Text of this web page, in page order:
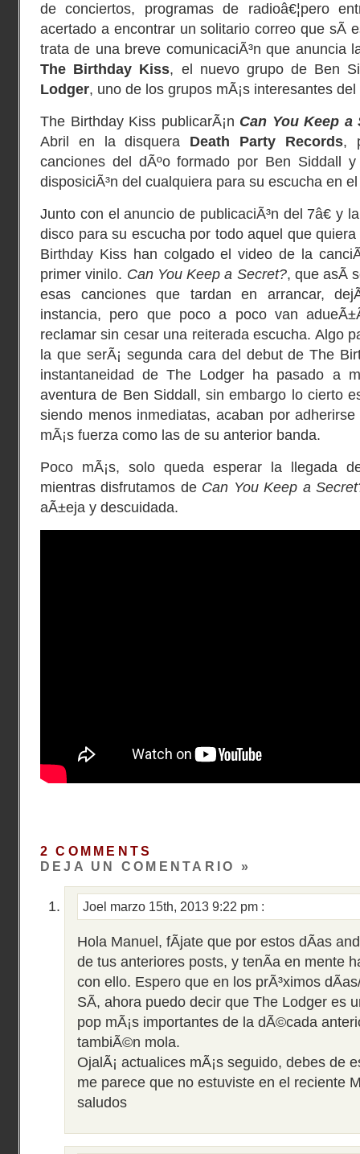
de conciertos, programas de radioâ€¦pero
acertado a encontrar un solitario correo que sÃ­
trata de una breve comunicaciÃ³n que anuncia
The Birthday Kiss, el nuevo grupo de Ben
Lodger, uno de los grupos mÃ¡s interesantes
The Birthday Kiss publicarÃ¡n Can You Keep a
Abril en la disquera Death Party Records,
canciones del dÃºo formado por Ben Siddall
disposiciÃ³n del cualquiera para su escucha en
Junto con el anuncio de publicaciÃ³n del 7â€ y
disco para su escucha por todo aquel que
Birthday Kiss han colgado el video de la
primer vinilo. Can You Keep a Secret?, que asÃ­
esas canciones que tardan en arrancar,
instancia, pero que poco a poco van
reclamar sin cesar una reiterada escucha. Algo
la que serÃ¡ segunda cara del debut de The
instantaneidad de The Lodger ha pasado a
aventura de Ben Siddall, sin embargo lo cierto
siendo menos inmediatas, acaban por
mÃ¡s fuerza como las de su anterior banda.
Poco mÃ¡s, solo queda esperar la llegada
mientras disfrutamos deCan You Keep a
aÃ±eja y descuidada.
2 COMMENTS
DEJA UN COMENTARIO »
Joel marzo 15th, 2013 9:22 pm :
Hola Manuel, fÃ­jate que por estos dÃ­as
de tus anteriores posts, y tenÃ­a en mente
con ello. Espero que en los prÃ³ximos
SÃ­, ahora puedo decir que The Lodger es
pop mÃ¡s importantes de la dÃ©cada
tambiÃ©n mola.
OjalÃ¡ actualices mÃ¡s seguido, debes de
me parece que no estuviste en el reciente
saludos